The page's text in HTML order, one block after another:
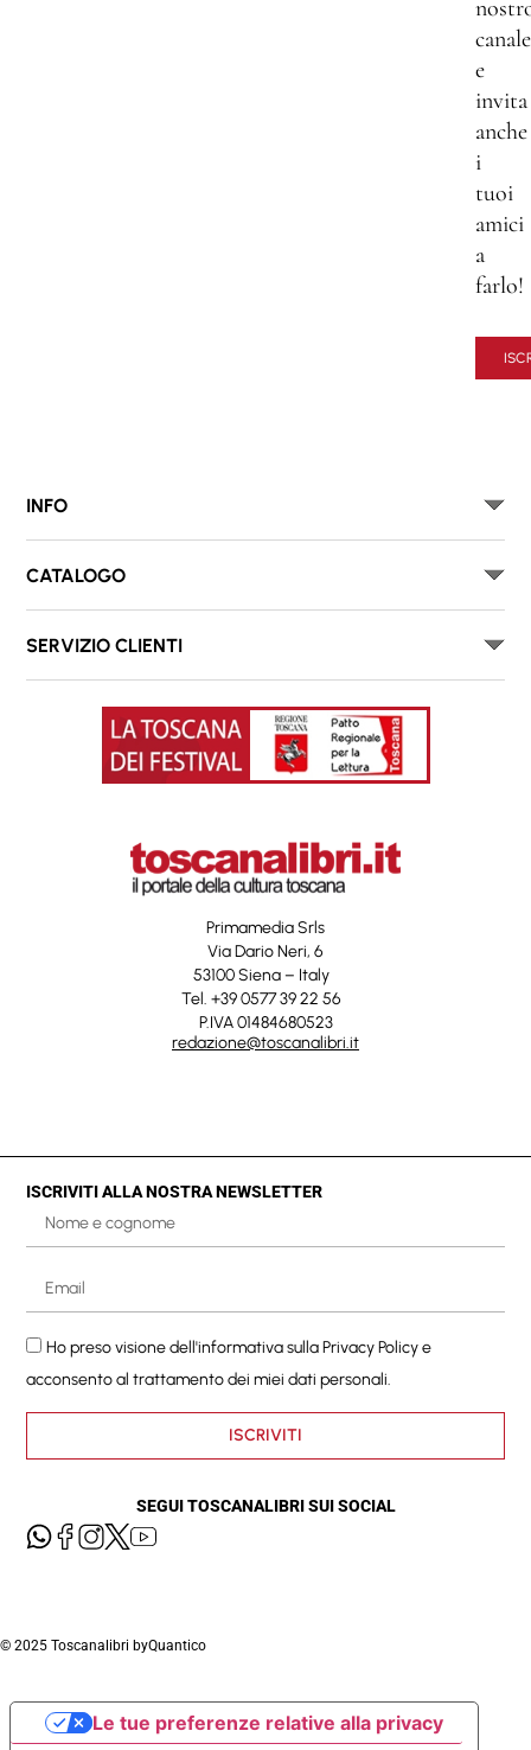
canale
e
invita
anche
i
tuoi
amici
a
farlo!
INFO
CATALOGO
SERVIZIO CLIENTI
Primamedia Srls
Via Dario Neri, 6
53100 Siena – Italy
Tel. +39 0577 39 22 56
P.IVA 01484680523
redazione@toscanalibri.it
ISCRIVITI ALLA NOSTRA NEWSLETTER
Ho preso visione dell'informativa sullaPrivacy Policye
acconsento al trattamento dei miei dati personali.
ISCRIVITI
SEGUI TOSCANALIBRI SUI SOCIAL
© 2025 Toscanalibri byQuantico
Le tue preferenze relative alla privacy